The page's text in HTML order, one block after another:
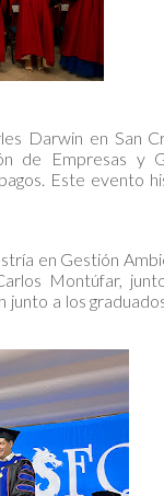
Darwin en San
de Empresas y
Este evento
en Gestión
Montúfar,
a los